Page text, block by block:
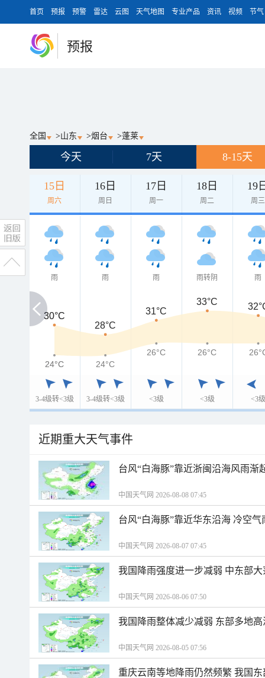
首页 预报 预警 雷达 云图 天气地图 专业产品 资讯 视频 节气
预报
全国 >山东 >烟台 >蓬莱
今天 7天 8-15天
15日
周六
16日
周日
17日
周一
18日
周二
19
周三
雨
3-4级转<3级
雨
3-4级转<3级
雨
<3级
雨转阴
<3级
雨
<3级
30°C
30°C
28°C
31°C
33°C
24°C
24°C 24°C
26°C 26°C
近期重大天气事件
台风“白海豚”靠近浙闽沿海风雨渐
中国天气网 2026-08-08 07:45
台风“白海豚”靠近华东沿海 冷空
中国天气网 2026-08-07 07:45
我国降雨强度进一步减弱 中东部
中国天气网 2026-08-06 07:50
我国降雨整体减少减弱 东部多地
中国天气网 2026-08-05 07:56
重庆云南等地降雨仍然频繁 我国